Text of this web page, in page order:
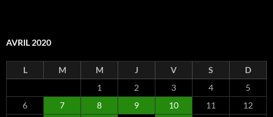
AVRIL 2020
L M M J V S
D
1
2 3 4
5
6
7 8 9 10 11
12